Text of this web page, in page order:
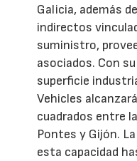
Galicia, además
indirectos
suministro,
asociados. Con
superficie
Vehicles
cuadrados entre
Pontes y Gijón.
esta capacidad